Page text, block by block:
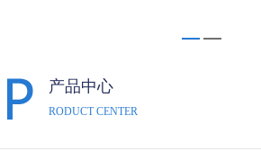
产品中心
RODUCT CENTER